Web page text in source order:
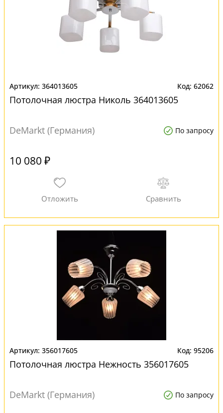
364013605 62062
Потолочная люстра Николь 364013605
DeMarkt (Германия) По запросу
10 080 ₽
356017605 95206
Потолочная люстра Нежность 356017605
DeMarkt (Германия) По запросу